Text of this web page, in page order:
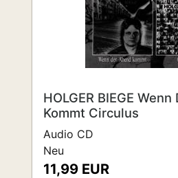
HOLGER BIEGE
Kommt Circulus
Audio CD
Neu
11,99 EUR